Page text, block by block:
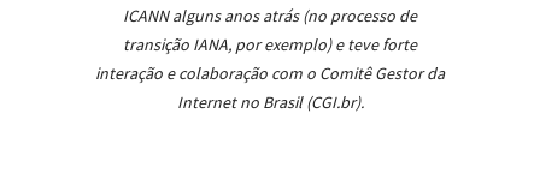
ICANN alguns anos atrás (no processo de
transição IANA, por exemplo) e teve forte
interação e colaboração com o Comitê Gestor da
Internet no Brasil (CGI.br).